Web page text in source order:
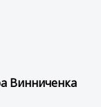
Винниченка